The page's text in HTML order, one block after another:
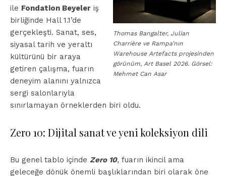
Thomas Bangalter, Julian
Charrière ve Rampa’nın
Warehouse Artefacts projesinden
görünüm, Art Basel 2026. Görsel:
Mehmet Can Asar
ile Fondation Beyeler iş
birliğinde Hall 1.1’de
gerçekleşti. Sanat, ses,
siyasal tarih ve yeraltı
kültürünü bir araya
getiren çalışma, fuarın
deneyim alanını yalnızca
sergi salonlarıyla
sınırlamayan örneklerden biri oldu.
Zero 10: Dijital sanat ve yeni koleksiyon dili
Bu genel tablo içinde Zero 10, fuarın ikincil ama
geleceğe dönük önemli başlıklarından biri olarak öne